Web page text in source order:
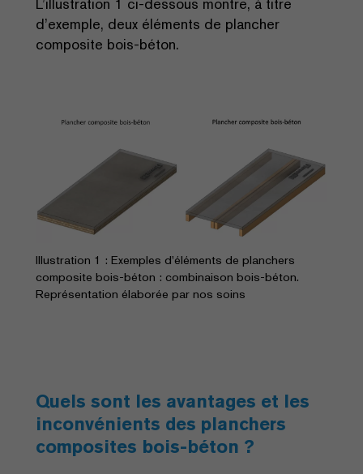
d’exemple, deux éléments de plancher
composite bois-béton.
Illustration 1 : Exemples d'éléments de planchers
composite bois-béton : combinaison bois-béton.
Représentation élaborée par nos soins
Quels sont les avantages et les
inconvénients des planchers
composites bois-béton ?